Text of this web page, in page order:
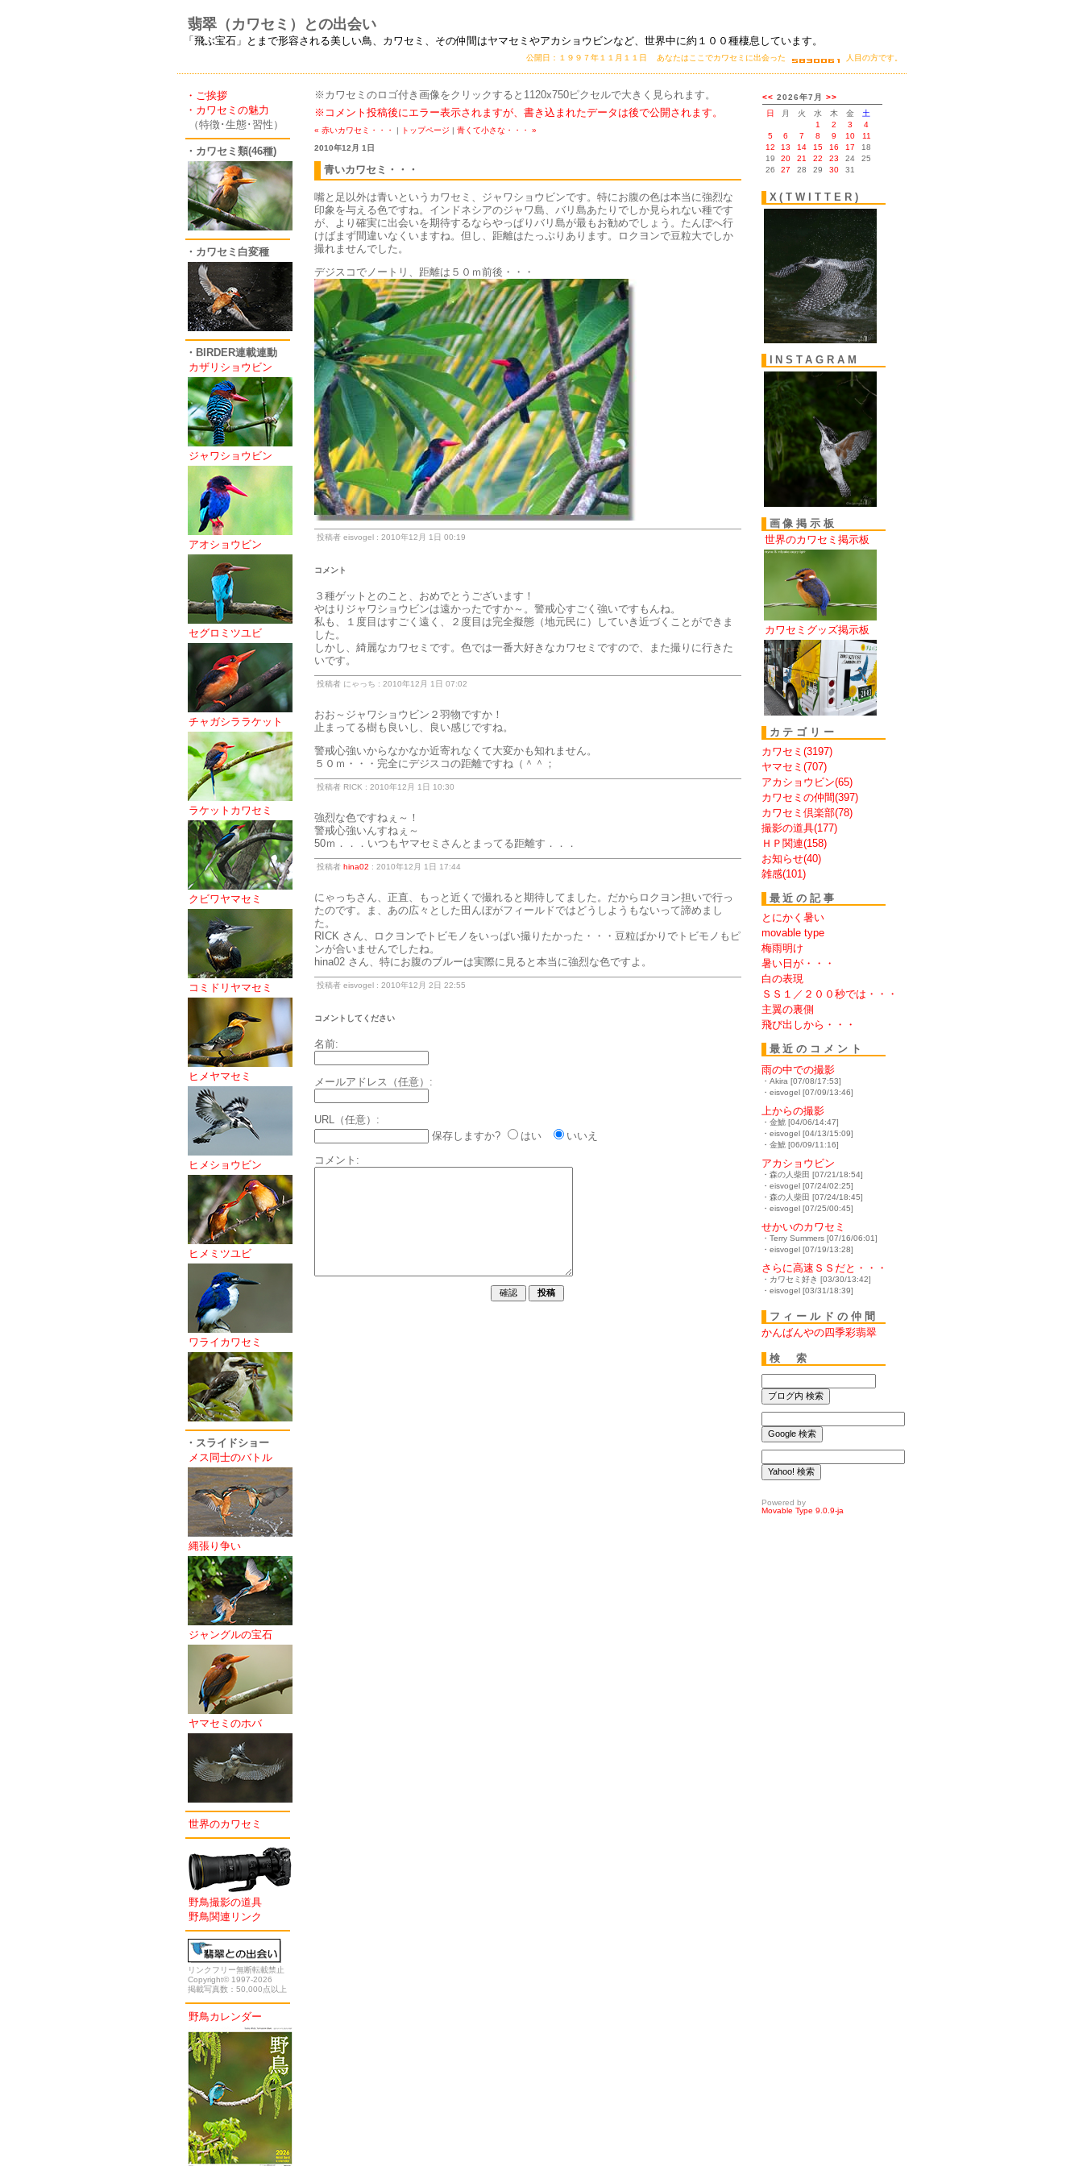
翡翠（カワセミ）との出会い
「飛ぶ宝石」とまで形容される美しい鳥、カワセミ、その仲間はヤマセミやアカショウビンなど、世界中に約１００種棲息しています。
公開日：１９９７年１１月１１日 あなたはここでカワセミに出会った 人目の方です。
・ご挨拶
・カワセミの魅力
（特徴･生態･習性）
・カワセミ類(46種)
・カワセミ白変種
・BIRDER連載連動
カザリショウビン
ジャワショウビン
アオショウビン
セグロミツユビ
チャガシララケット
ラケットカワセミ
クビワヤマセミ
コミドリヤマセミ
ヒメヤマセミ
ヒメショウビン
ヒメミツユビ
ワライカワセミ
・スライドショー
メス同士のバトル
縄張り争い
ジャングルの宝石
ヤマセミのホバ
世界のカワセミ
野鳥撮影の道具
野鳥関連リンク
リンクフリー無断転載禁止
Copyright© 1997-2026
掲載写真数：50,000点以上
野鳥カレンダー
※カワセミのロゴ付き画像をクリックすると1120x750ピクセルで大きく見られます。
※コメント投稿後にエラー表示されますが、書き込まれたデータは後で公開されます。
« 赤いカワセミ・・・ | トップページ | 青くて小さな・・・ »
2010年12月 1日
青いカワセミ・・・
嘴と足以外は青いというカワセミ、ジャワショウビンです。特にお腹の色は本当に強烈な
印象を与える色ですね。インドネシアのジャワ島、バリ島あたりでしか見られない種です
が、より確実に出会いを期待するならやっぱりバリ島が最もお勧めでしょう。たんぼへ行
けばまず間違いなくいますね。但し、距離はたっぷりあります。ロクヨンで豆粒大でしか
撮れませんでした。
デジスコでノートリ、距離は５０ｍ前後・・・
投稿者 eisvogel : 2010年12月 1日 00:19
コメント
３種ゲットとのこと、おめでとうございます！
やはりジャワショウビンは遠かったですか～。警戒心すごく強いですもんね。
私も、１度目はすごく遠く、２度目は完全擬態（地元民に）していき近づくことができま
した。
しかし、綺麗なカワセミです。色では一番大好きなカワセミですので、また撮りに行きた
いです。
投稿者 にゃっち : 2010年12月 1日 07:02
おお～ジャワショウビン２羽物ですか！
止まってる樹も良いし、良い感じですね。
警戒心強いからなかなか近寄れなくて大変かも知れません。
５０ｍ・・・完全にデジスコの距離ですね（＾＾；
投稿者 RICK : 2010年12月 1日 10:30
強烈な色ですねぇ～！
警戒心強いんすねぇ～
50ｍ．．．いつもヤマセミさんとまってる距離す．．．
投稿者 hina02 : 2010年12月 1日 17:44
にゃっちさん、正直、もっと近くで撮れると期待してました。だからロクヨン担いで行っ
たのです。ま、あの広々とした田んぼがフィールドではどうしようもないって諦めまし
た。
RICK さん、ロクヨンでトビモノをいっぱい撮りたかった・・・豆粒ばかりでトビモノもピ
ンが合いませんでしたね。
hina02 さん、特にお腹のブルーは実際に見ると本当に強烈な色ですよ。
投稿者 eisvogel : 2010年12月 2日 22:55
コメントしてください
名前:
メールアドレス（任意）:
URL（任意）:
保存しますか?
はい
いいえ
コメント:
X(TWITTER)
INSTAGRAM
画像掲示板
世界のカワセミ掲示板
カワセミグッズ掲示板
カテゴリー
カワセミ(3197)
ヤマセミ(707)
アカショウビン(65)
カワセミの仲間(397)
カワセミ倶楽部(78)
撮影の道具(177)
ＨＰ関連(158)
お知らせ(40)
雑感(101)
最近の記事
とにかく暑い
movable type
梅雨明け
暑い日が・・・
白の表現
ＳＳ１／２００秒では・・・
主翼の裏側
飛び出しから・・・
最近のコメント
雨の中での撮影
・Akira [07/08/17:53]
・eisvogel [07/09/13:46]
上からの撮影
・金鯱 [04/06/14:47]
・eisvogel [04/13/15:09]
・金鯱 [06/09/11:16]
アカショウビン
・森の人柴田 [07/21/18:54]
・eisvogel [07/24/02:25]
・森の人柴田 [07/24/18:45]
・eisvogel [07/25/00:45]
せかいのカワセミ
・Terry Summers [07/16/06:01]
・eisvogel [07/19/13:28]
さらに高速ＳＳだと・・・
・カワセミ好き [03/30/13:42]
・eisvogel [03/31/18:39]
フィールドの仲間
かんばんやの四季彩翡翠
検 索
Powered by
Movable Type 9.0.9-ja